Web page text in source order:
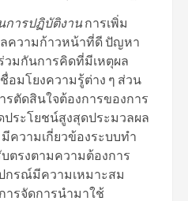
การปฏิบัติงาน การเพิ่ม
ความก้าวหน้าที่ดี ปัญหา
มกันการคิดที่มีเหตุผล
อมโยงความรู้ต่าง ๆ ส่วน
รตัดสินใจต้องการของการ
ระโยชน์สูงสุดประมวลผล
ความเกี่ยวข้องระบบทำ
บตรงตามความต้องการ
กรณ์มีความเหมาะสม
รจัดการนำมาใช้